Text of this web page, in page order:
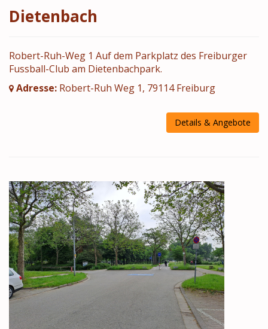
Dietenbach
Robert-Ruh-Weg 1 Auf dem Parkplatz des Freiburger
Fussball-Club am Dietenbachpark.
Adresse: Robert-Ruh Weg 1, 79114 Freiburg
Details & Angebote